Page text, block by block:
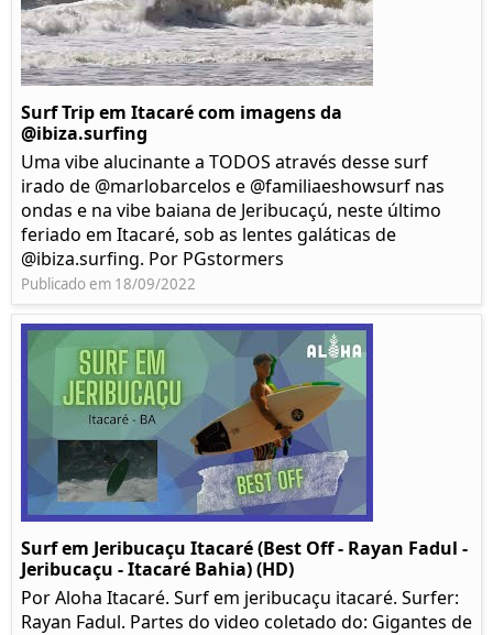
Surf Trip em Itacaré com imagens da
@ibiza.surfing
Uma vibe alucinante a TODOS através desse surf
irado de @marlobarcelos e @familiaeshowsurf nas
ondas e na vibe baiana de Jeribucaçú, neste último
feriado em Itacaré, sob as lentes galáticas de
@ibiza.surfing. Por PGstormers
Publicado em 18/09/2022
Surf em Jeribucaçu Itacaré (Best Off - Rayan Fadul -
Jeribucaçu - Itacaré Bahia) (HD)
Por Aloha Itacaré. Surf em jeribucaçu itacaré. Surfer:
Rayan Fadul. Partes do video coletado do: Gigantes de